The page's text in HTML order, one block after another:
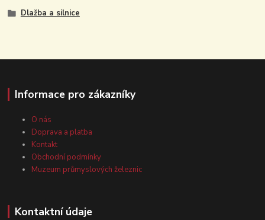
Dlažba a silnice
Informace pro zákazníky
O nás
Doprava a platba
Kontakt
Obchodní podmínky
Muzeum průmyslových železnic
Kontaktní údaje